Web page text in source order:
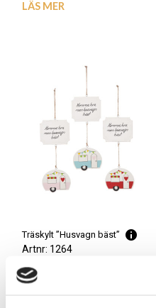
LÄS MER
Träskylt ”Husvagn bäst”
Artnr: 1264
12 x 35 cm
Logga in för att se pris